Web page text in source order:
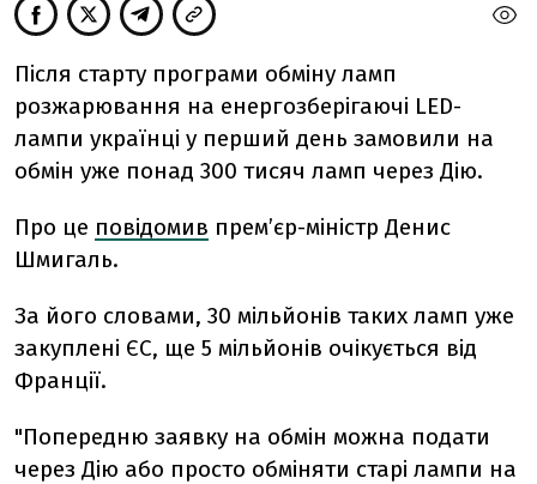
Після старту програми обміну ламп
розжарювання на енергозберігаючі LED-
лампи українці у перший день замовили на
обмін уже понад 300 тисяч ламп через Дію.
Про це повідомив прем’єр-міністр Денис
Шмигаль.
За його словами, 30 мільйонів таких ламп уже
закуплені ЄС, ще 5 мільйонів очікується від
Франції.
"Попередню заявку на обмін можна подати
через Дію або просто обміняти старі лампи на